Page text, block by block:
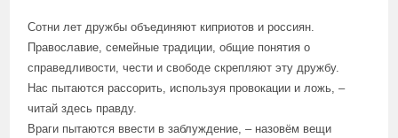
Сотни лет дружбы объединяют киприотов и россиян.
Православие, семейные традиции, общие понятия о
справедливости, чести и свободе скрепляют эту дружбу.
Нас пытаются рассорить, используя провокации и ложь, –
читай здесь правду.
Враги пытаются ввести в заблуждение, – назовём вещи